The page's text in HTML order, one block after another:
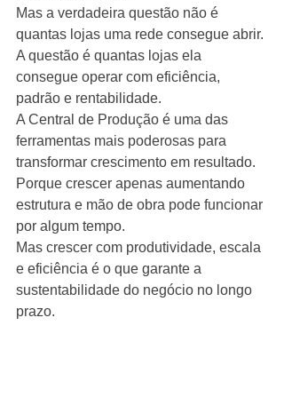
Mas a verdadeira questão não é
quantas lojas uma rede consegue abrir.
A questão é quantas lojas ela
consegue operar com eficiência,
padrão e rentabilidade.
A Central de Produção é uma das
ferramentas mais poderosas para
transformar crescimento em resultado.
Porque crescer apenas aumentando
estrutura e mão de obra pode funcionar
por algum tempo.
Mas crescer com produtividade, escala
e eficiência é o que garante a
sustentabilidade do negócio no longo
prazo.